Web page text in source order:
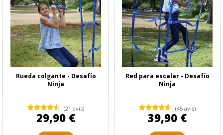
Rueda colgante - Desafío
Ninja
(21 avis)
29,90 €
Red para escalar - Desafío
Ninja
(45 avis)
39,90 €